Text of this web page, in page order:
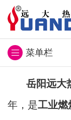
岳阳远大
年，是工业燃